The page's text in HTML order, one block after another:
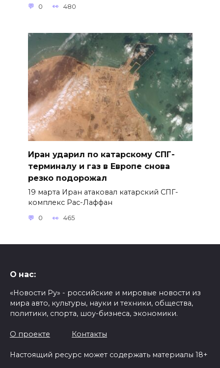
0 480
Иран ударил по катарскому СПГ-
терминалу и газ в Европе снова
резко подорожал
19 марта Иран атаковал катарский СПГ-
комплекс Рас-Лаффан
0 465
О нас:
«Новости Ру» - российские и мировые новости из
мира авто, культуры, науки и техники, общества,
политики, спорта, шоу-бизнеса, экономики.
О проекте Контакты
Настоящий ресурс может содержать материалы 18+